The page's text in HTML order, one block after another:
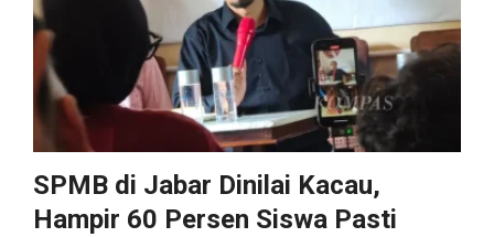
SPMB di Jabar Dinilai Kacau,
Hampir 60 Persen Siswa Pasti